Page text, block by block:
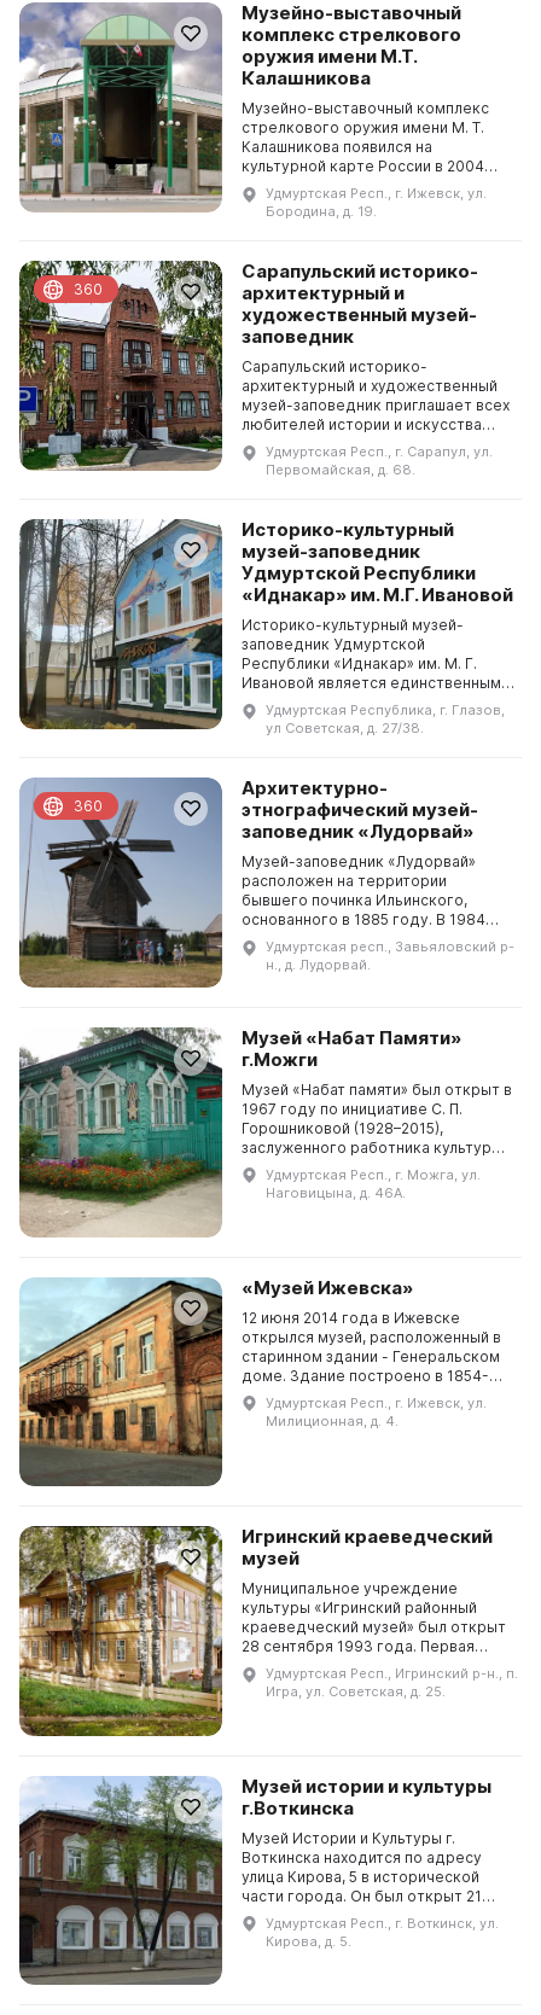
Музейно-выставочный
комплекс стрелкового
оружия имени М.Т.
Калашникова
Музейно-выставочный комплекс
стрелкового оружия имени М. Т.
Калашникова появился на
культурной карте России в 2004
году. Он сразу же стал
достопримечательностью столицы
Удмуртской Республики — города
Удмуртская Респ., г. Ижевск, ул.
Бородина, д. 19.
Сарапульский историко-
архитектурный и
художественный музей-
заповедник
Сарапульский историко-
архитектурный и художественный
музей-заповедник приглашает всех
любителей истории и искусства
познакомиться с богатой
культурной средой Среднего
Прикамья! Сарапульский историко-
Удмуртская Респ., г. Сарапул, ул.
Первомайская, д. 68.
360
Историко-культурный
музей-заповедник
Удмуртской Республики
«Иднакар» им. М.Г. Ивановой
Историко-культурный музей-
заповедник Удмуртской
Республики «Иднакар» им. М. Г.
Ивановой является единственным
археологическим музеем-
заповедником в Удмуртии. Основой
музея является памятник
Удмуртская Республика, г. Глазов,
ул Советская, д. 27/38.
Архитектурно-
этнографический музей-
заповедник «Лудорвай»
Музей-заповедник «Лудорвай»
расположен на территории
бывшего починка Ильинского,
основанного в 1885 году. В 1984
году было решено открыть музей,
который будет рассказывать о
традиционной культуре, быт...
Удмуртская респ., Завьяловский р-
н., д. Лудорвай.
360
Музей «Набат Памяти»
г.Можги
Музей «Набат памяти» был открыт в
1967 году по инициативе С. П.
Горошниковой (1928–2015),
заслуженного работника культуры и
почетного гражданина города
Можги. С 1965 года она начала
собирать материалы...
Удмуртская Респ., г. Можга, ул.
Наговицына, д. 46А.
«Музей Ижевска»
12 июня 2014 года в Ижевске
открылся музей, расположенный в
старинном здании - Генеральском
доме. Здание построено в 1854-
1857 годах и в XIX веке здесь жили
генералы - начальники Ижевского
завода. В н...
Удмуртская Респ., г. Ижевск, ул.
Милиционная, д. 4.
Игринский краеведческий
музей
Муниципальное учреждение
культуры «Игринский районный
краеведческий музей» был открыт
28 сентября 1993 года. Первая
экспозиция была посвящена
истории леспромхоза и людей,
которые в нем работали. Сегод...
Удмуртская Респ., Игринский р-н., п.
Игра, ул. Советская, д. 25.
Музей истории и культуры
г.Воткинска
Музей Истории и Культуры г.
Воткинска находится по адресу
улица Кирова, 5 в исторической
части города. Он был открыт 21
февраля 1968 года, а официально
стал филиалом Республиканского
краеведческого му...
Удмуртская Респ., г. Воткинск, ул.
Кирова, д. 5.